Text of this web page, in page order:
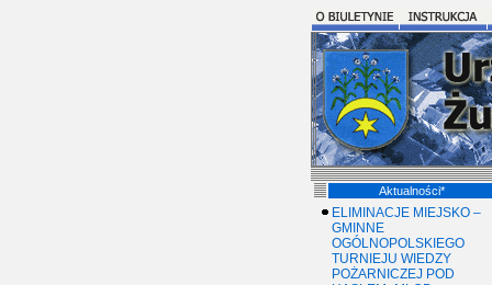
Aktualności*
ELIMINACJE MIEJSKO –
GMINNE
OGÓLNOPOLSKIEGO
TURNIEJU WIEDZY
POŻARNICZEJ POD